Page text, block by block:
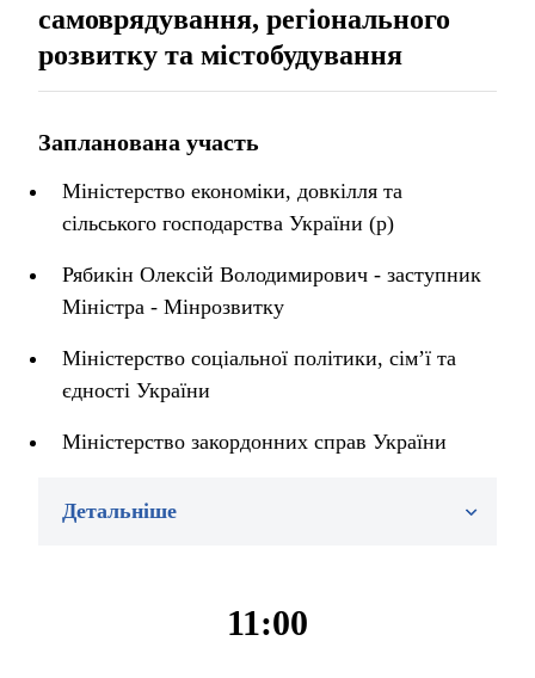
самоврядування, регіонального
розвитку та містобудування
Запланована участь
Міністерство економіки, довкілля та
сільського господарства України (р)
Рябикін Олексій Володимирович - заступник
Міністра - Мінрозвитку
Міністерство соціальної політики, сім’ї та
єдності України
Міністерство закордонних справ України
Детальніше
11:00